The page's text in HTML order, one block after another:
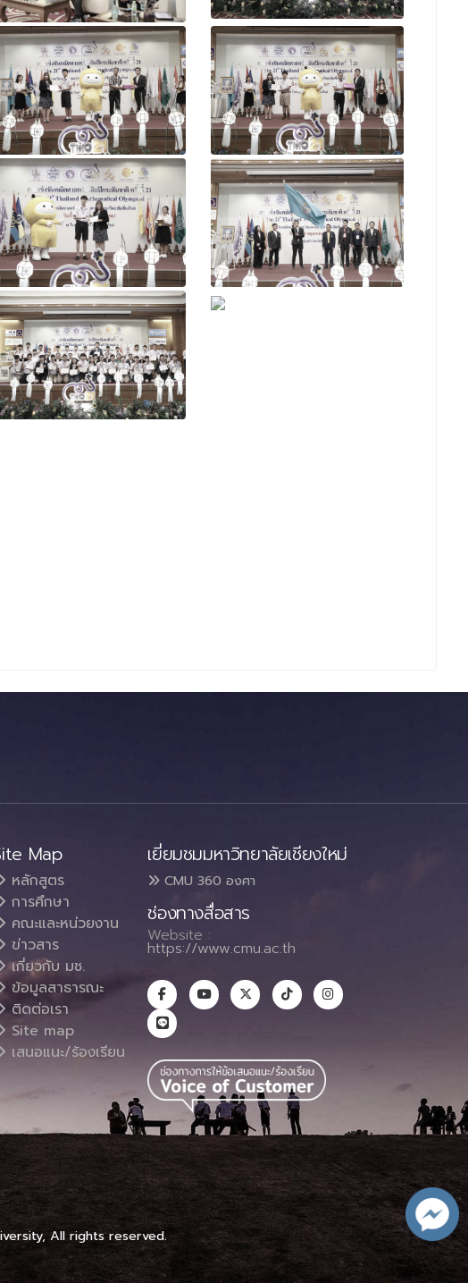
Map
หลักสูตร
การศึกษา
คณะและหน่วยงาน
ข่าวสาร
เกี่ยวกับ มช.
ข้อมูลสาธารณะ
ติดต่อเรา
Site map
เสนอแนะ/ร้องเรียน
เยี่ยมชมมหาวิทยาลัยเชียงใหม่
CMU 360 องศา
ช่องทางสื่อสาร
Website :
https://www.cmu.ac.th
All rights reserved.